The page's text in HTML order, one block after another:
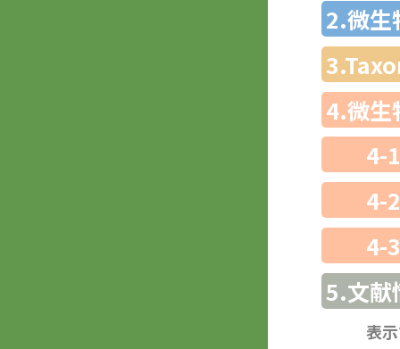
2.微生
4.微生
4-
4-
4-
5.文献
表